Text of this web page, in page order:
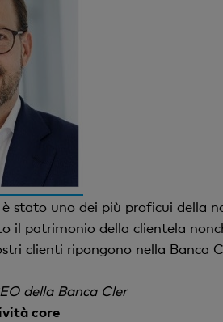
è stato uno dei più proficui della
il patrimonio della clientela
clienti ripongono nella Banca
della Banca Cler
core